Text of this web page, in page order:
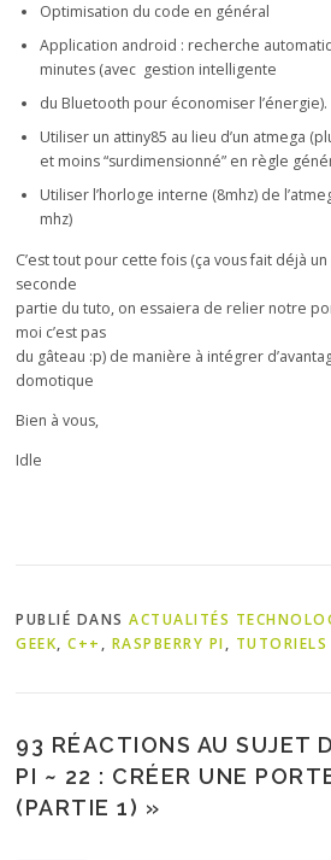
Optimisation du code en général
Application android : recherche
minutes (avec gestion intelligente
du Bluetooth pour économiser l’énergie).
Utiliser un attiny85 au lieu d’un atmega
et moins “surdimensionné” en règle
Utiliser l’horloge interne (8mhz) de
mhz)
C’est tout pour cette fois (ça vous fait déjà
seconde
partie du tuto, on essaiera de relier notre
moi c’est pas
du gâteau :p) de manière à intégrer
domotique
Bien à vous,
Idle
PUBLIÉ DANSACTUALITÉS
GEEK,C++ , RASPBERRY PI, TUTORIELS
93 RÉACTIONS AU SUJET
PI ~ 22 : CRÉER UNE
(PARTIE 1) »